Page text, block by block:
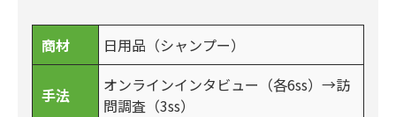
商材 日用品（シャンプー）
手法
オンラインインタビュー（各6ss）→訪
問調査（3ss）